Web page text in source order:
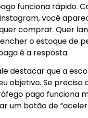
funciona rápido.
você
comprar. Quer
o estoque de
é a resposta.
destacar que a
objetivo. Se precisa
pago funciona
um botão de